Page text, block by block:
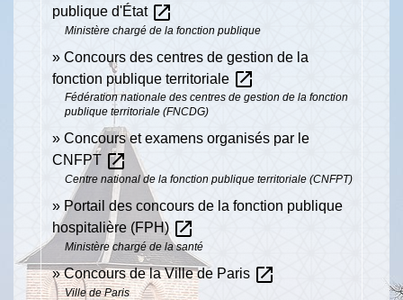
publique d'État open_in_new
Ministère chargé de la fonction publique
Concours des centres de gestion de la
fonction publique territoriale open_in_new
Fédération nationale des centres de gestion de la fonction
publique territoriale (FNCDG)
Concours et examens organisés par le
CNFPT open_in_new
Centre national de la fonction publique territoriale (CNFPT)
Portail des concours de la fonction publique
hospitalière (FPH) open_in_new
Ministère chargé de la santé
Concours de la Ville de Paris open_in_new
Ville de Paris